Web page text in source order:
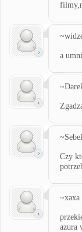
a
Czy
~xaxa
azura